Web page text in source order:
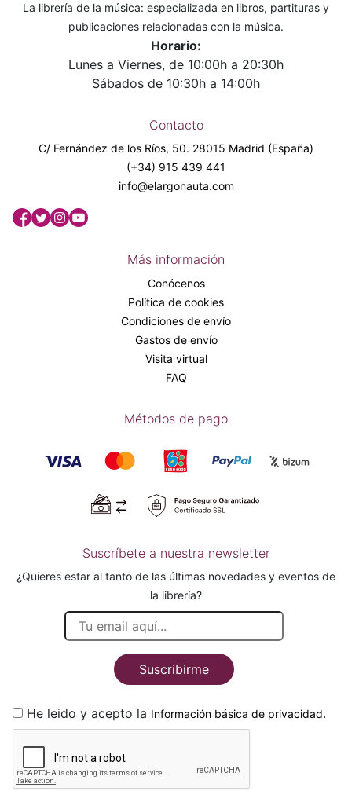
La librería de la música: especializada en libros, partituras y
publicaciones relacionadas con la música.
Horario:
Lunes a Viernes, de 10:00h a 20:30h
Sábados de 10:30h a 14:00h
Contacto
C/ Fernández de los Ríos, 50. 28015 Madrid (España)
(+34) 915 439 441
info@elargonauta.com
Más información
Conócenos
Política de cookies
Condiciones de envío
Gastos de envío
Visita virtual
FAQ
Métodos de pago
Suscríbete a nuestra newsletter
¿Quieres estar al tanto de las últimas novedades y eventos de
la librería?
Suscribirme
He leido y acepto la Información básica de privacidad.